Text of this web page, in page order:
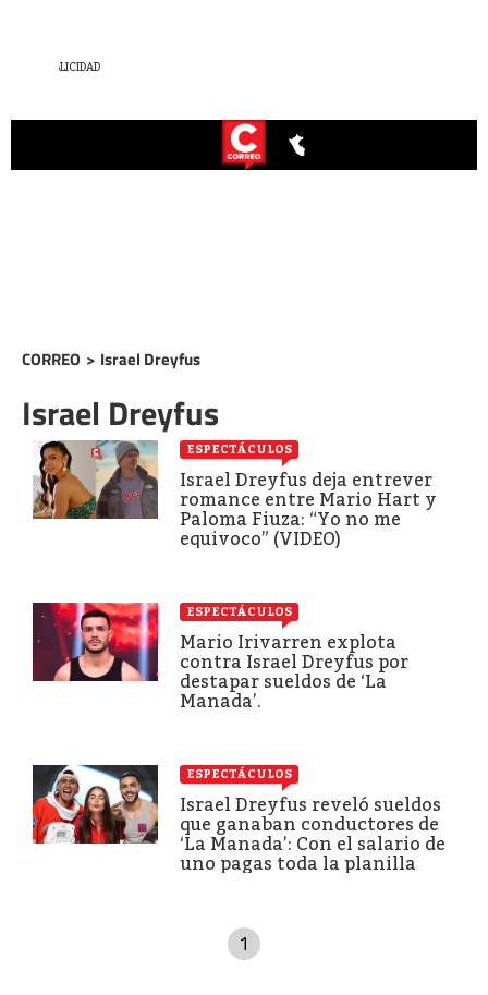
CORREO > Israel Dreyfus
Israel Dreyfus
ESPECTÁCULOS
Israel Dreyfus deja entrever
romance entre Mario Hart y
Paloma Fiuza: “Yo no me
equivoco” (VIDEO)
ESPECTÁCULOS
Mario Irivarren explota
contra Israel Dreyfus por
destapar sueldos de ‘La
Manada’.
ESPECTÁCULOS
Israel Dreyfus reveló sueldos
que ganaban conductores de
‘La Manada’: Con el salario de
uno pagas toda la planilla
1